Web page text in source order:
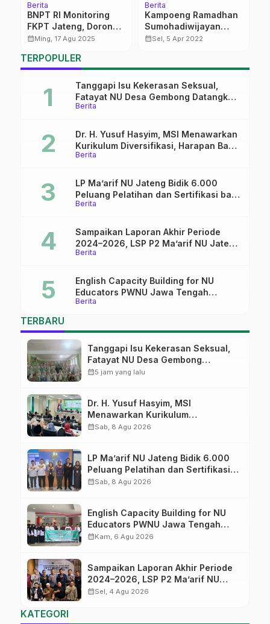
Berita
BNPT RI Monitoring
FKPT Jateng, Dorong
Inovasi dan Kemitraan
calendar_monthMing, 17 Agu 2025
Berita
Kampoeng Ramadhan
Sumohadiwijayan
Fasilitasi UMKM
calendar_monthSel, 5 Apr 2022
TERPOPULER
Berita
Tanggapi Isu Kekerasan Seksual,
Fatayat NU Desa Gembong Datangkan
Aktifis HAM
Berita
Dr. H. Yusuf Hasyim, MSI Menawarkan
Kurikulum Diversifikasi, Harapan Baru
dalam dunia pendidikan
Berita
LP Ma’arif NU Jateng Bidik 6.000
Peluang Pelatihan dan Sertifikasi bagi
Lulusan SMK
Berita
Sampaikan Laporan Akhir Periode
2024–2026, LSP P2 Ma’arif NU Jateng
Mantapkan Sinergi Link and Match
Berita
English Capacity Building for NU
Educators PWNU Jawa Tengah
Batch#4; Membuka Jalan Menuju
TERBARU
Tanggapi Isu Kekerasan Seksual,
Fatayat NU Desa Gembong
Datangkan Aktifis HAM
calendar_month5 jam yang lalu
Dr. H. Yusuf Hasyim, MSI
Menawarkan Kurikulum
Diversifikasi, Harapan Baru dalam
calendar_monthSab, 8 Agu 2026
LP Ma’arif NU Jateng Bidik 6.000
Peluang Pelatihan dan Sertifikasi
bagi Lulusan SMK
calendar_monthSab, 8 Agu 2026
English Capacity Building for NU
Educators PWNU Jawa Tengah
Batch#4; Membuka Jalan Menuju
calendar_monthKam, 6 Agu 2026
Sampaikan Laporan Akhir Periode
2024–2026, LSP P2 Ma’arif NU
Jateng Mantapkan Sinergi Link and
calendar_monthSel, 4 Agu 2026
KATEGORI